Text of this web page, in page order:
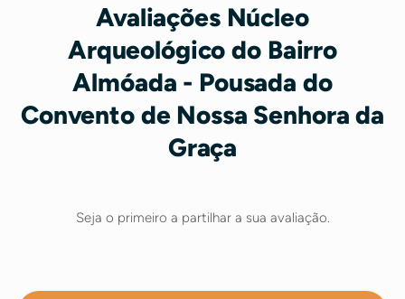
Avaliações Núcleo
Arqueológico do Bairro
Almóada - Pousada do
Convento de Nossa Senhora da
Graça
Seja o primeiro a partilhar a sua avaliação.